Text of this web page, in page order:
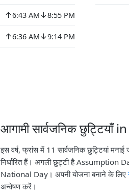
↑6:43 AM↓8:55 PM
↑6:36 AM↓9:14 PM
आगामी सार्वजनिक छुट्टियाँ
इस वर्ष, फ्रांस में 11 सार्वजनिक छुट्टियां
निर्धारित हैं। अगली छुट्टी है Assumption
National Day। अपनी योजना बनाने के लिए
अन्वेषण करें।